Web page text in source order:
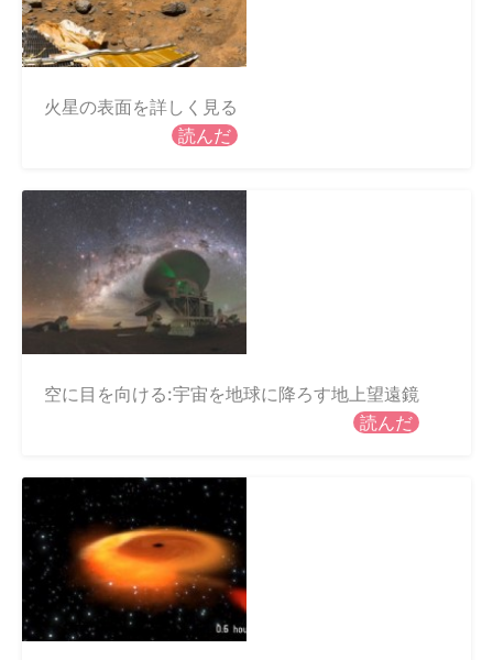
火星の表面を詳しく見る
読んだ
空に目を向ける:宇宙を地球に降ろす地上望遠鏡
読んだ